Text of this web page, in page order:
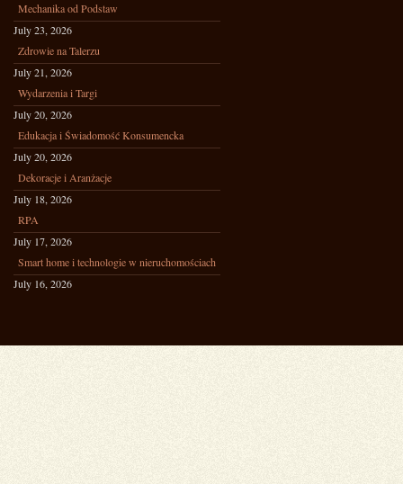
Mechanika od Podstaw
July 23, 2026
Zdrowie na Talerzu
July 21, 2026
Wydarzenia i Targi
July 20, 2026
Edukacja i Świadomość Konsumencka
July 20, 2026
Dekoracje i Aranżacje
July 18, 2026
RPA
July 17, 2026
Smart home i technologie w nieruchomościach
July 16, 2026